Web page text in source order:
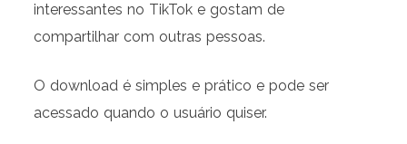
interessantes no TikTok e gostam de
compartilhar com outras pessoas.
O download é simples e prático e pode ser
acessado quando o usuário quiser.